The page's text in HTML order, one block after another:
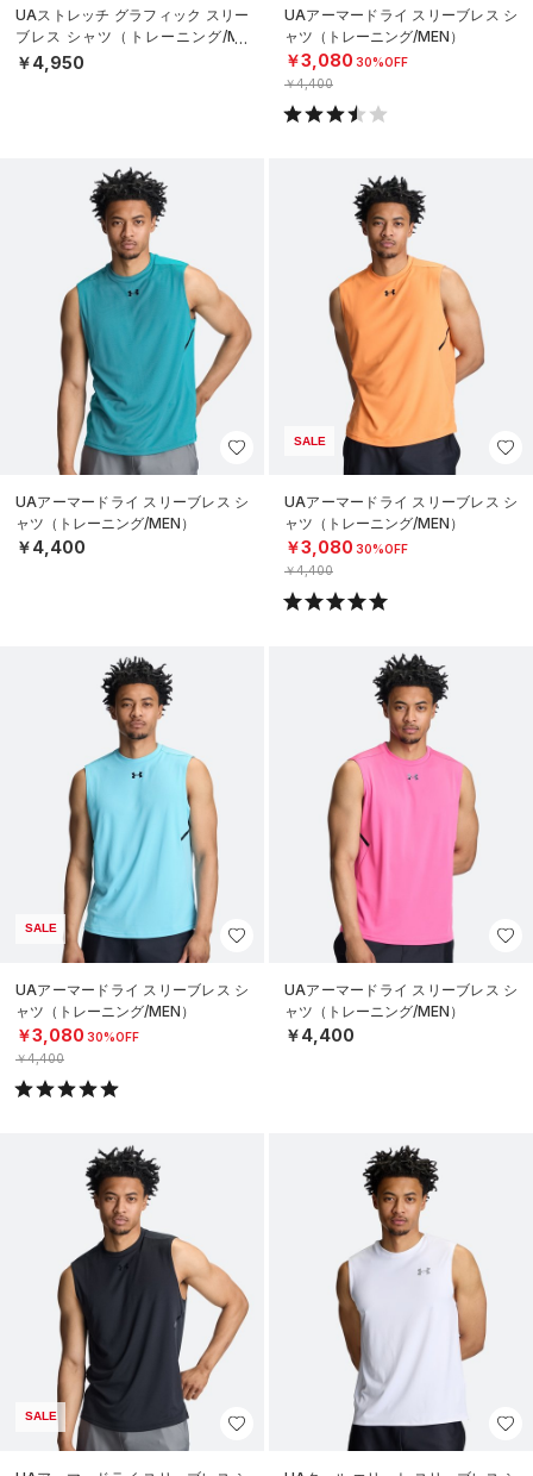
UAストレッチ グラフィック スリー
ブレス シャツ（トレーニング/ME
N）
￥4,950
UAアーマードライ スリーブレス シ
ャツ（トレーニング/MEN）
￥3,080 30%OFF
￥4,400
UAアーマードライ スリーブレス シ
ャツ（トレーニング/MEN）
￥4,400
SALE
UAアーマードライ スリーブレス シ
ャツ（トレーニング/MEN）
￥3,080 30%OFF
￥4,400
SALE
UAアーマードライ スリーブレス シ
ャツ（トレーニング/MEN）
￥3,080 30%OFF
￥4,400
UAアーマードライ スリーブレス シ
ャツ（トレーニング/MEN）
￥4,400
SALE